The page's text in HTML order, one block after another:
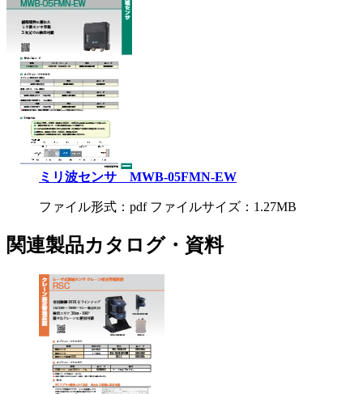
ミリ波センサ MWB-05FMN-EW
ファイル形式：pdf ファイルサイズ：1.27MB
関連製品カタログ・資料